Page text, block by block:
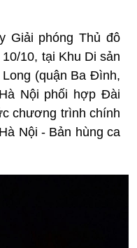
Giải phóng Thủ đô
10, tại Khu Di sản
(quận Ba Đình,
Nội phối hợp Đài
chương trình chính
Nội - Bản hùng ca